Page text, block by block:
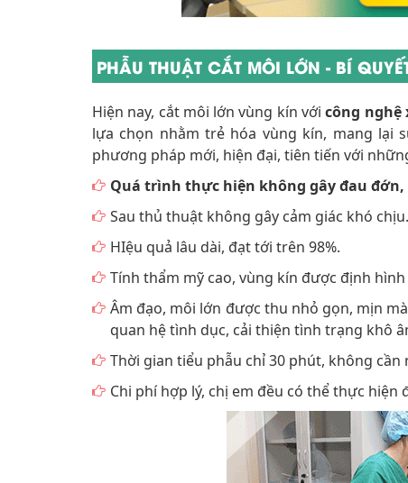
PHẪU THUẬT CẮT MÔI LỚN - BÍ
Hiện nay, cắt môi lớn vùng kín vớicông nghệ
lựa chọn nhằm trẻ hóa vùng kín, mang
phương pháp mới, hiện đại, tiên tiến với
Quá trình thực hiện không gây đau đớn,
Sau thủ thuật không gây cảm giác khó chịu.
HIệu quả lâu dài, đạt tới trên 98%.
Tính thẩm mỹ cao, vùng kín được định
Âm đạo, môi lớn được thu nhỏ gọn, mịn
quan hệ tình dục, cải thiện tình trạng khô
Thời gian tiểu phẫu chỉ 30 phút, không cần
Chi phí hợp lý, chị em đều có thể thực hiện